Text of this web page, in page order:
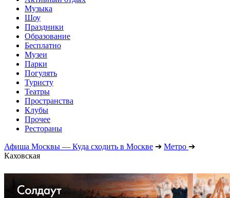
Музыка
Шоу
Праздники
Образование
Бесплатно
Музеи
Парки
Погулять
Туристу
Театры
Пространства
Клубы
Прочее
Рестораны
Афиша Москвы — Куда сходить в Москве ➔ Метро ➔
Каховская